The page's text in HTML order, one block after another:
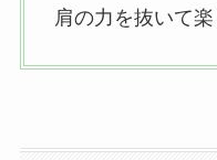
肩の力を抜いて楽